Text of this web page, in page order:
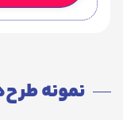
نمونه